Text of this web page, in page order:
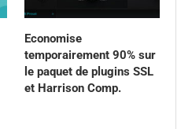
Economise
temporairement 90% sur
le paquet de plugins SSL
et Harrison Comp.